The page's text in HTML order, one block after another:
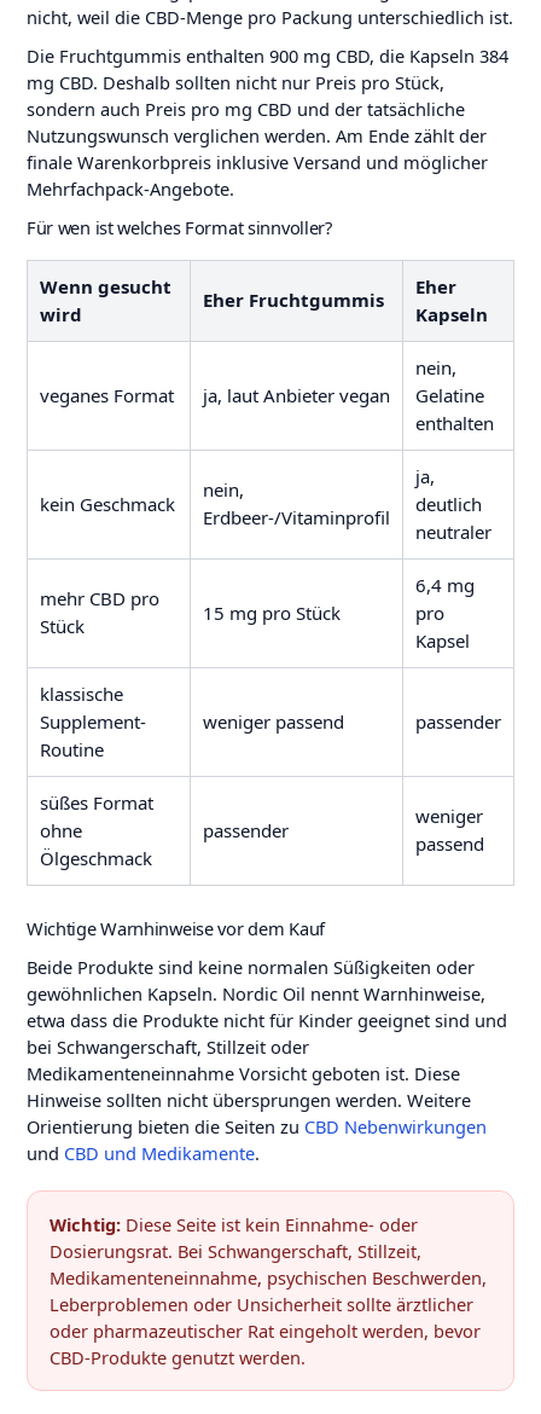
nicht, weil die CBD-Menge pro Packung unterschiedlich ist.
Die Fruchtgummis enthalten 900 mg CBD, die Kapseln 384
mg CBD. Deshalb sollten nicht nur Preis pro Stück,
sondern auch Preis pro mg CBD und der tatsächliche
Nutzungswunsch verglichen werden. Am Ende zählt der
finale Warenkorbpreis inklusive Versand und möglicher
Mehrfachpack-Angebote.
Für wen ist welches Format sinnvoller?
Wenn gesucht
wird
Eher Fruchtgummis
Eher
Kapseln
veganes Format ja, laut Anbieter vegan
nein,
Gelatine
enthalten
kein Geschmack
nein,
Erdbeer-/Vitaminprofil
ja,
deutlich
neutraler
mehr CBD pro
Stück
15 mg pro Stück
6,4 mg
pro
Kapsel
klassische
Supplement-
Routine
weniger passend passender
süßes Format
ohne
Ölgeschmack
passender
weniger
passend
Wichtige Warnhinweise vor dem Kauf
Beide Produkte sind keine normalen Süßigkeiten oder
gewöhnlichen Kapseln. Nordic Oil nennt Warnhinweise,
etwa dass die Produkte nicht für Kinder geeignet sind und
bei Schwangerschaft, Stillzeit oder
Medikamenteneinnahme Vorsicht geboten ist. Diese
Hinweise sollten nicht übersprungen werden. Weitere
Orientierung bieten die Seiten zu CBD Nebenwirkungen
und CBD und Medikamente.
Wichtig:Diese Seite ist kein Einnahme- oder
Dosierungsrat. Bei Schwangerschaft, Stillzeit,
Medikamenteneinnahme, psychischen Beschwerden,
Leberproblemen oder Unsicherheit sollte ärztlicher
oder pharmazeutischer Rat eingeholt werden, bevor
CBD-Produkte genutzt werden.